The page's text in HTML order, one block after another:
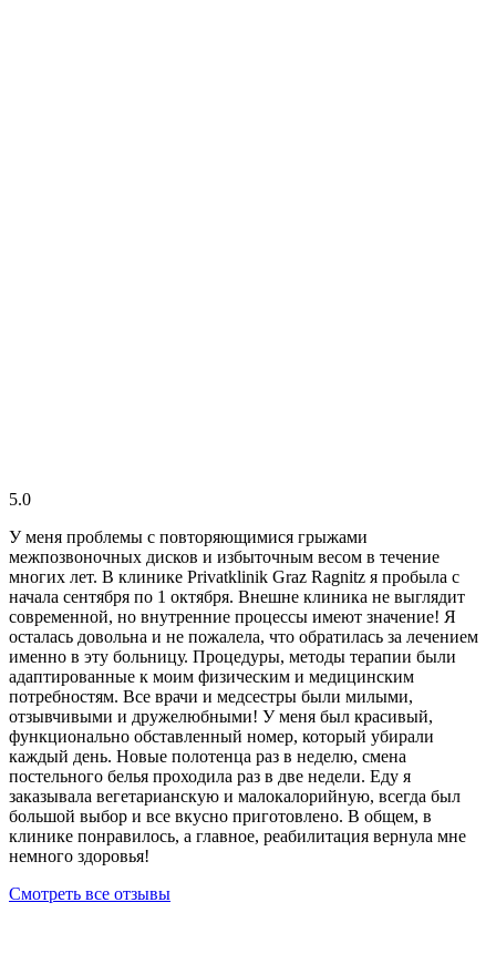
5.0
У меня проблемы с повторяющимися грыжами
межпозвоночных дисков и избыточным весом в течение
многих лет. В клинике Privatklinik Graz Ragnitz я пробыла с
начала сентября по 1 октября. Внешне клиника не выглядит
современной, но внутренние процессы имеют значение! Я
осталась довольна и не пожалела, что обратилась за лечением
именно в эту больницу. Процедуры, методы терапии были
адаптированные к моим физическим и медицинским
потребностям. Все врачи и медсестры были милыми,
отзывчивыми и дружелюбными! У меня был красивый,
функционально обставленный номер, который убирали
каждый день. Новые полотенца раз в неделю, смена
постельного белья проходила раз в две недели. Еду я
заказывала вегетарианскую и малокалорийную, всегда был
большой выбор и все вкусно приготовлено. В общем, в
клинике понравилось, а главное, реабилитация вернула мне
немного здоровья!
Смотреть все отзывы